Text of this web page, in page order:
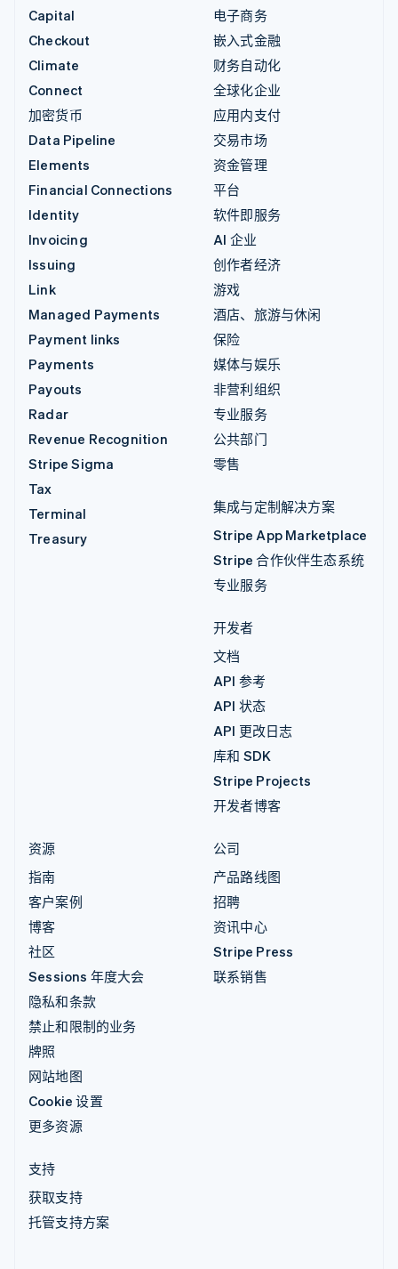
Capital
Checkout
Climate
Connect
加密货币
Data Pipeline
Elements
Financial Connections
Identity
Invoicing
Issuing
Link
Managed Payments
Payment links
Payments
Payouts
Radar
Revenue Recognition
Stripe Sigma
Tax
Terminal
Treasury
电子商务
嵌入式金融
财务自动化
全球化企业
应用内支付
交易市场
资金管理
平台
软件即服务
AI 企业
创作者经济
游戏
酒店、旅游与休闲
保险
媒体与娱乐
非营利组织
专业服务
公共部门
零售
集成与定制解决方案
Stripe App Marketplace
Stripe 合作伙伴生态系统
专业服务
开发者
文档
API 参考
API 状态
API 更改日志
库和 SDK
Stripe Projects
开发者博客
资源
指南
客户案例
博客
社区
Sessions 年度大会
隐私和条款
禁止和限制的业务
牌照
网站地图
Cookie 设置
更多资源
公司
产品路线图
招聘
资讯中心
Stripe Press
联系销售
支持
获取支持
托管支持方案